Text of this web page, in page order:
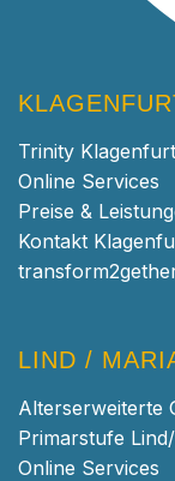
Trinity
Online Services
Preise &
Kontakt
LIND /
Alterserweiterte
Primarstufe
Online Services